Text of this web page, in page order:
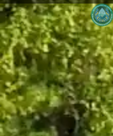
[newyear_garland]